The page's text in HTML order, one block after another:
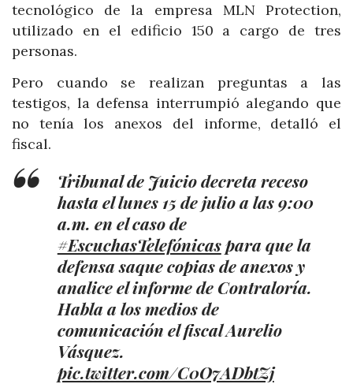
tecnológico de la empresa MLN Protection,
utilizado en el edificio 150 a cargo de tres
personas.
Pero cuando se realizan preguntas a las
testigos, la defensa interrumpió alegando que
no tenía los anexos del informe, detalló el
fiscal.
Tribunal de Juicio decreta receso
hasta el lunes 15 de julio a las 9:00
a.m. en el caso de
#EscuchasTelefónicaspara que la
defensa saque copias de anexos y
analice el informe de Contraloría.
Habla a los medios de
comunicación el fiscal Aurelio
Vásquez.
pic.twitter.com/C0O7ADbtZj